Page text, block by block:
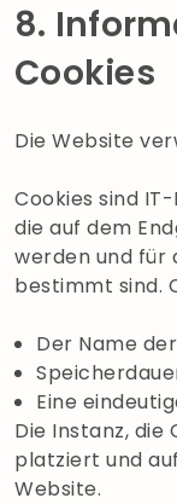
8.
Cookies
Die Website
Cookies sind
die auf dem
werden und für
bestimmt sind.
Der Name
Eine
Die Instanz, die
platziert und
Website.